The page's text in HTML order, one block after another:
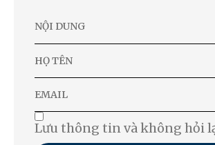
Lưu thông tin và không hỏi